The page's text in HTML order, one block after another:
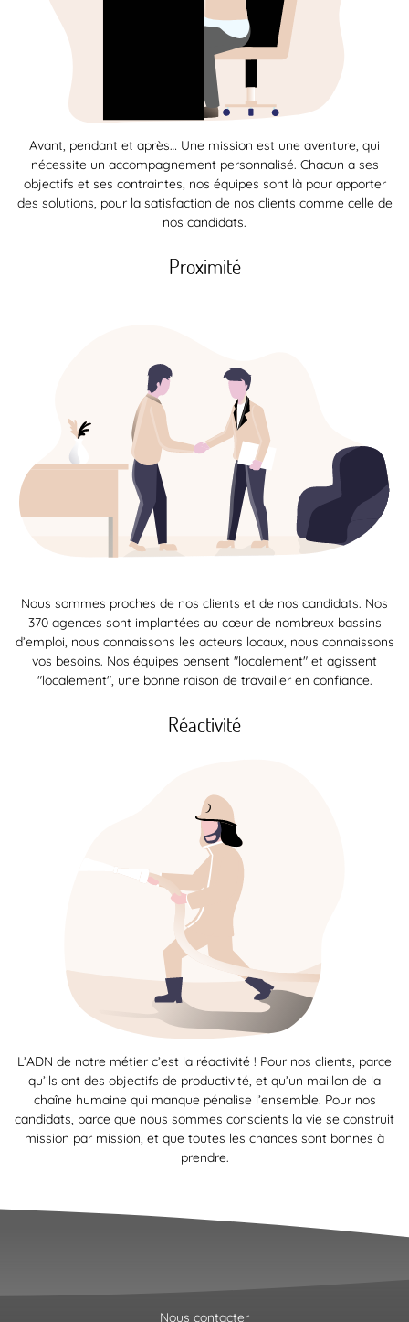
Avant, pendant et après… Une mission est une aventure, qui
nécessite un accompagnement personnalisé. Chacun a ses
objectifs et ses contraintes, nos équipes sont là pour apporter
des solutions, pour la satisfaction de nos clients comme celle de
nos candidats.
Proximité
Nous sommes proches de nos clients et de nos candidats. Nos
370 agences sont implantées au cœur de nombreux bassins
d’emploi, nous connaissons les acteurs locaux, nous connaissons
vos besoins. Nos équipes pensent "localement" et agissent
"localement", une bonne raison de travailler en confiance.
Réactivité
L’ADN de notre métier c’est la réactivité ! Pour nos clients, parce
qu’ils ont des objectifs de productivité, et qu’un maillon de la
chaîne humaine qui manque pénalise l’ensemble. Pour nos
candidats, parce que nous sommes conscients la vie se construit
mission par mission, et que toutes les chances sont bonnes à
prendre.
Nous contacter